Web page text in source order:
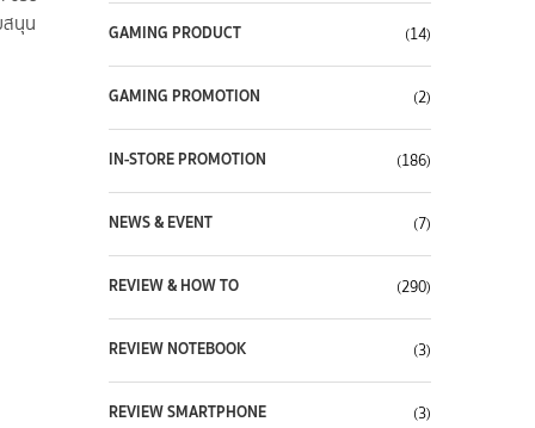
สนุน
GAMING PRODUCT (14)
GAMING PROMOTION (2)
IN-STORE PROMOTION (186)
NEWS & EVENT (7)
REVIEW & HOW TO (290)
REVIEW NOTEBOOK (3)
REVIEW SMARTPHONE (3)